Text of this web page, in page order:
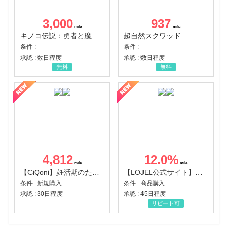
3,000
キノコ伝説：勇者と魔法のランプ
条件 :
承認 : 数日程度
無料
937
超自然スクワッド
条件 :
承認 : 数日程度
無料
4,812
条件 : 新規購入
承認 : 30日程度
12.0%
条件 : 商品購入
承認 : 45日程度
リピート可